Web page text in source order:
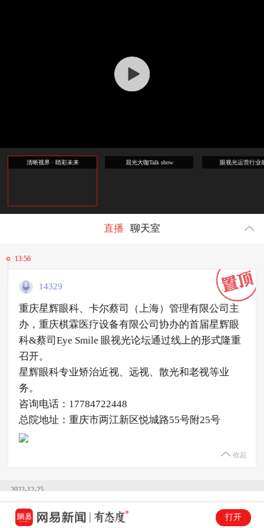
清晰视界 · 睛彩未来 屈光大咖Talk show 眼视光运营行业
直播 聊天室
13:56
14329
重庆星辉眼科、卡尔蔡司（上海）管理有限公司主
办，重庆棋霖医疗设备有限公司协办的首届星辉眼
科&蔡司Eye Smile 眼视光论坛通过线上的形式隆重
召开。
星辉眼科专业矫治近视、远视、散光和老视等业
务。
咨询电话：17784722448
总院地址：重庆市两江新区悦城路55号附25号
收起
2022-12-25
17:53 打开